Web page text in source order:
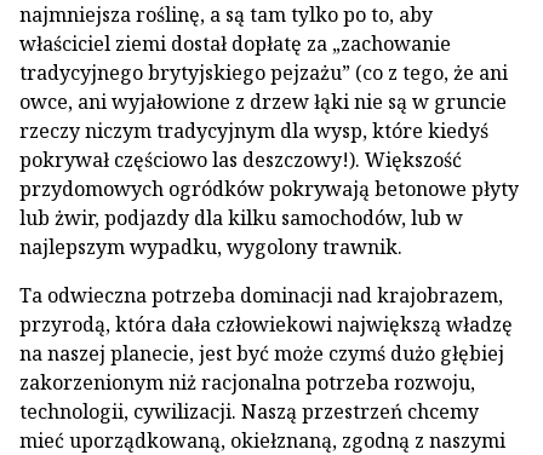
najmniejsza roślinę, a są tam tylko po to, aby
właściciel ziemi dostał dopłatę za „zachowanie
tradycyjnego brytyjskiego pejzażu” (co z tego, że ani
owce, ani wyjałowione z drzew łąki nie są w gruncie
rzeczy niczym tradycyjnym dla wysp, które kiedyś
pokrywał częściowo las deszczowy!). Większość
przydomowych ogródków pokrywają betonowe płyty
lub żwir, podjazdy dla kilku samochodów, lub w
najlepszym wypadku, wygolony trawnik.
Ta odwieczna potrzeba dominacji nad krajobrazem,
przyrodą, która dała człowiekowi największą władzę
na naszej planecie, jest być może czymś dużo głębiej
zakorzenionym niż racjonalna potrzeba rozwoju,
technologii, cywilizacji. Naszą przestrzeń chcemy
mieć uporządkowaną, okiełznaną, zgodną z naszymi